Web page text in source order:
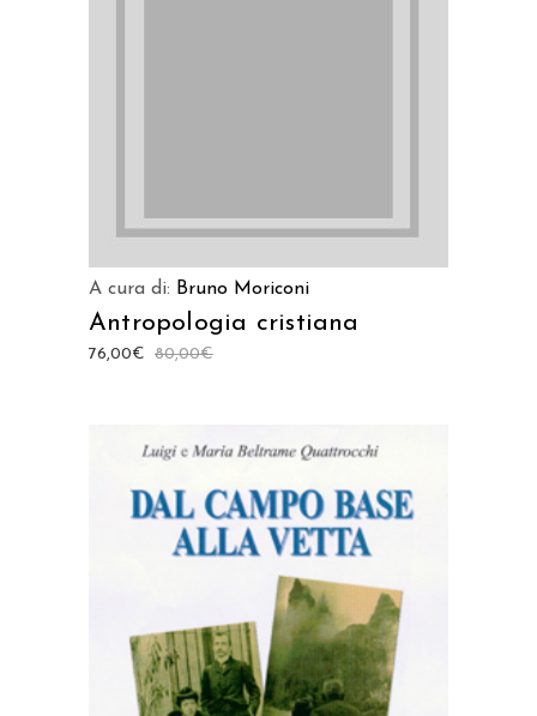
A cura di: Bruno Moriconi
Antropologia cristiana
80,00€
76,00€
AGGIUNGI AL CARRELLO